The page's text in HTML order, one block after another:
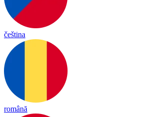
čeština
română